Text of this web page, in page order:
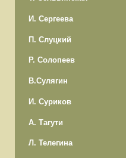
И. Сергеева
П. Слуцкий
Р. Солопеев
В.Сулягин
И. Суриков
А. Тагути
Л. Телегина